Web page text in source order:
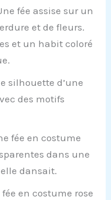
fée assise sur un
et de fleurs.
et un habit coloré
silhouette d’une
des motifs
fée en costume
dans une
dansait.
fée en costume rose